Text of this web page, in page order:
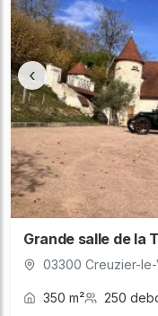
‹
Grande salle de la
03300 Creuzier-
350 m² 250